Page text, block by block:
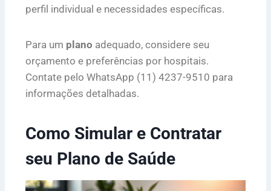
perfil individual e necessidades específicas.
Para um plano adequado, considere seu
orçamento e preferências por hospitais.
Contate pelo WhatsApp (11) 4237-9510 para
informações detalhadas.
Como Simular e Contratar
seu Plano de Saúde